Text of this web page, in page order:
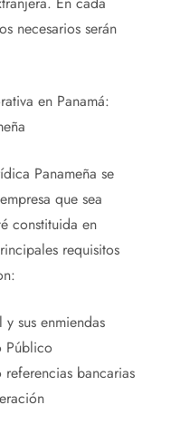
necesarios serán
en Panamá:
Panameña se
que sea
constituida en
requisitos
sus enmiendas
Público
bancarias